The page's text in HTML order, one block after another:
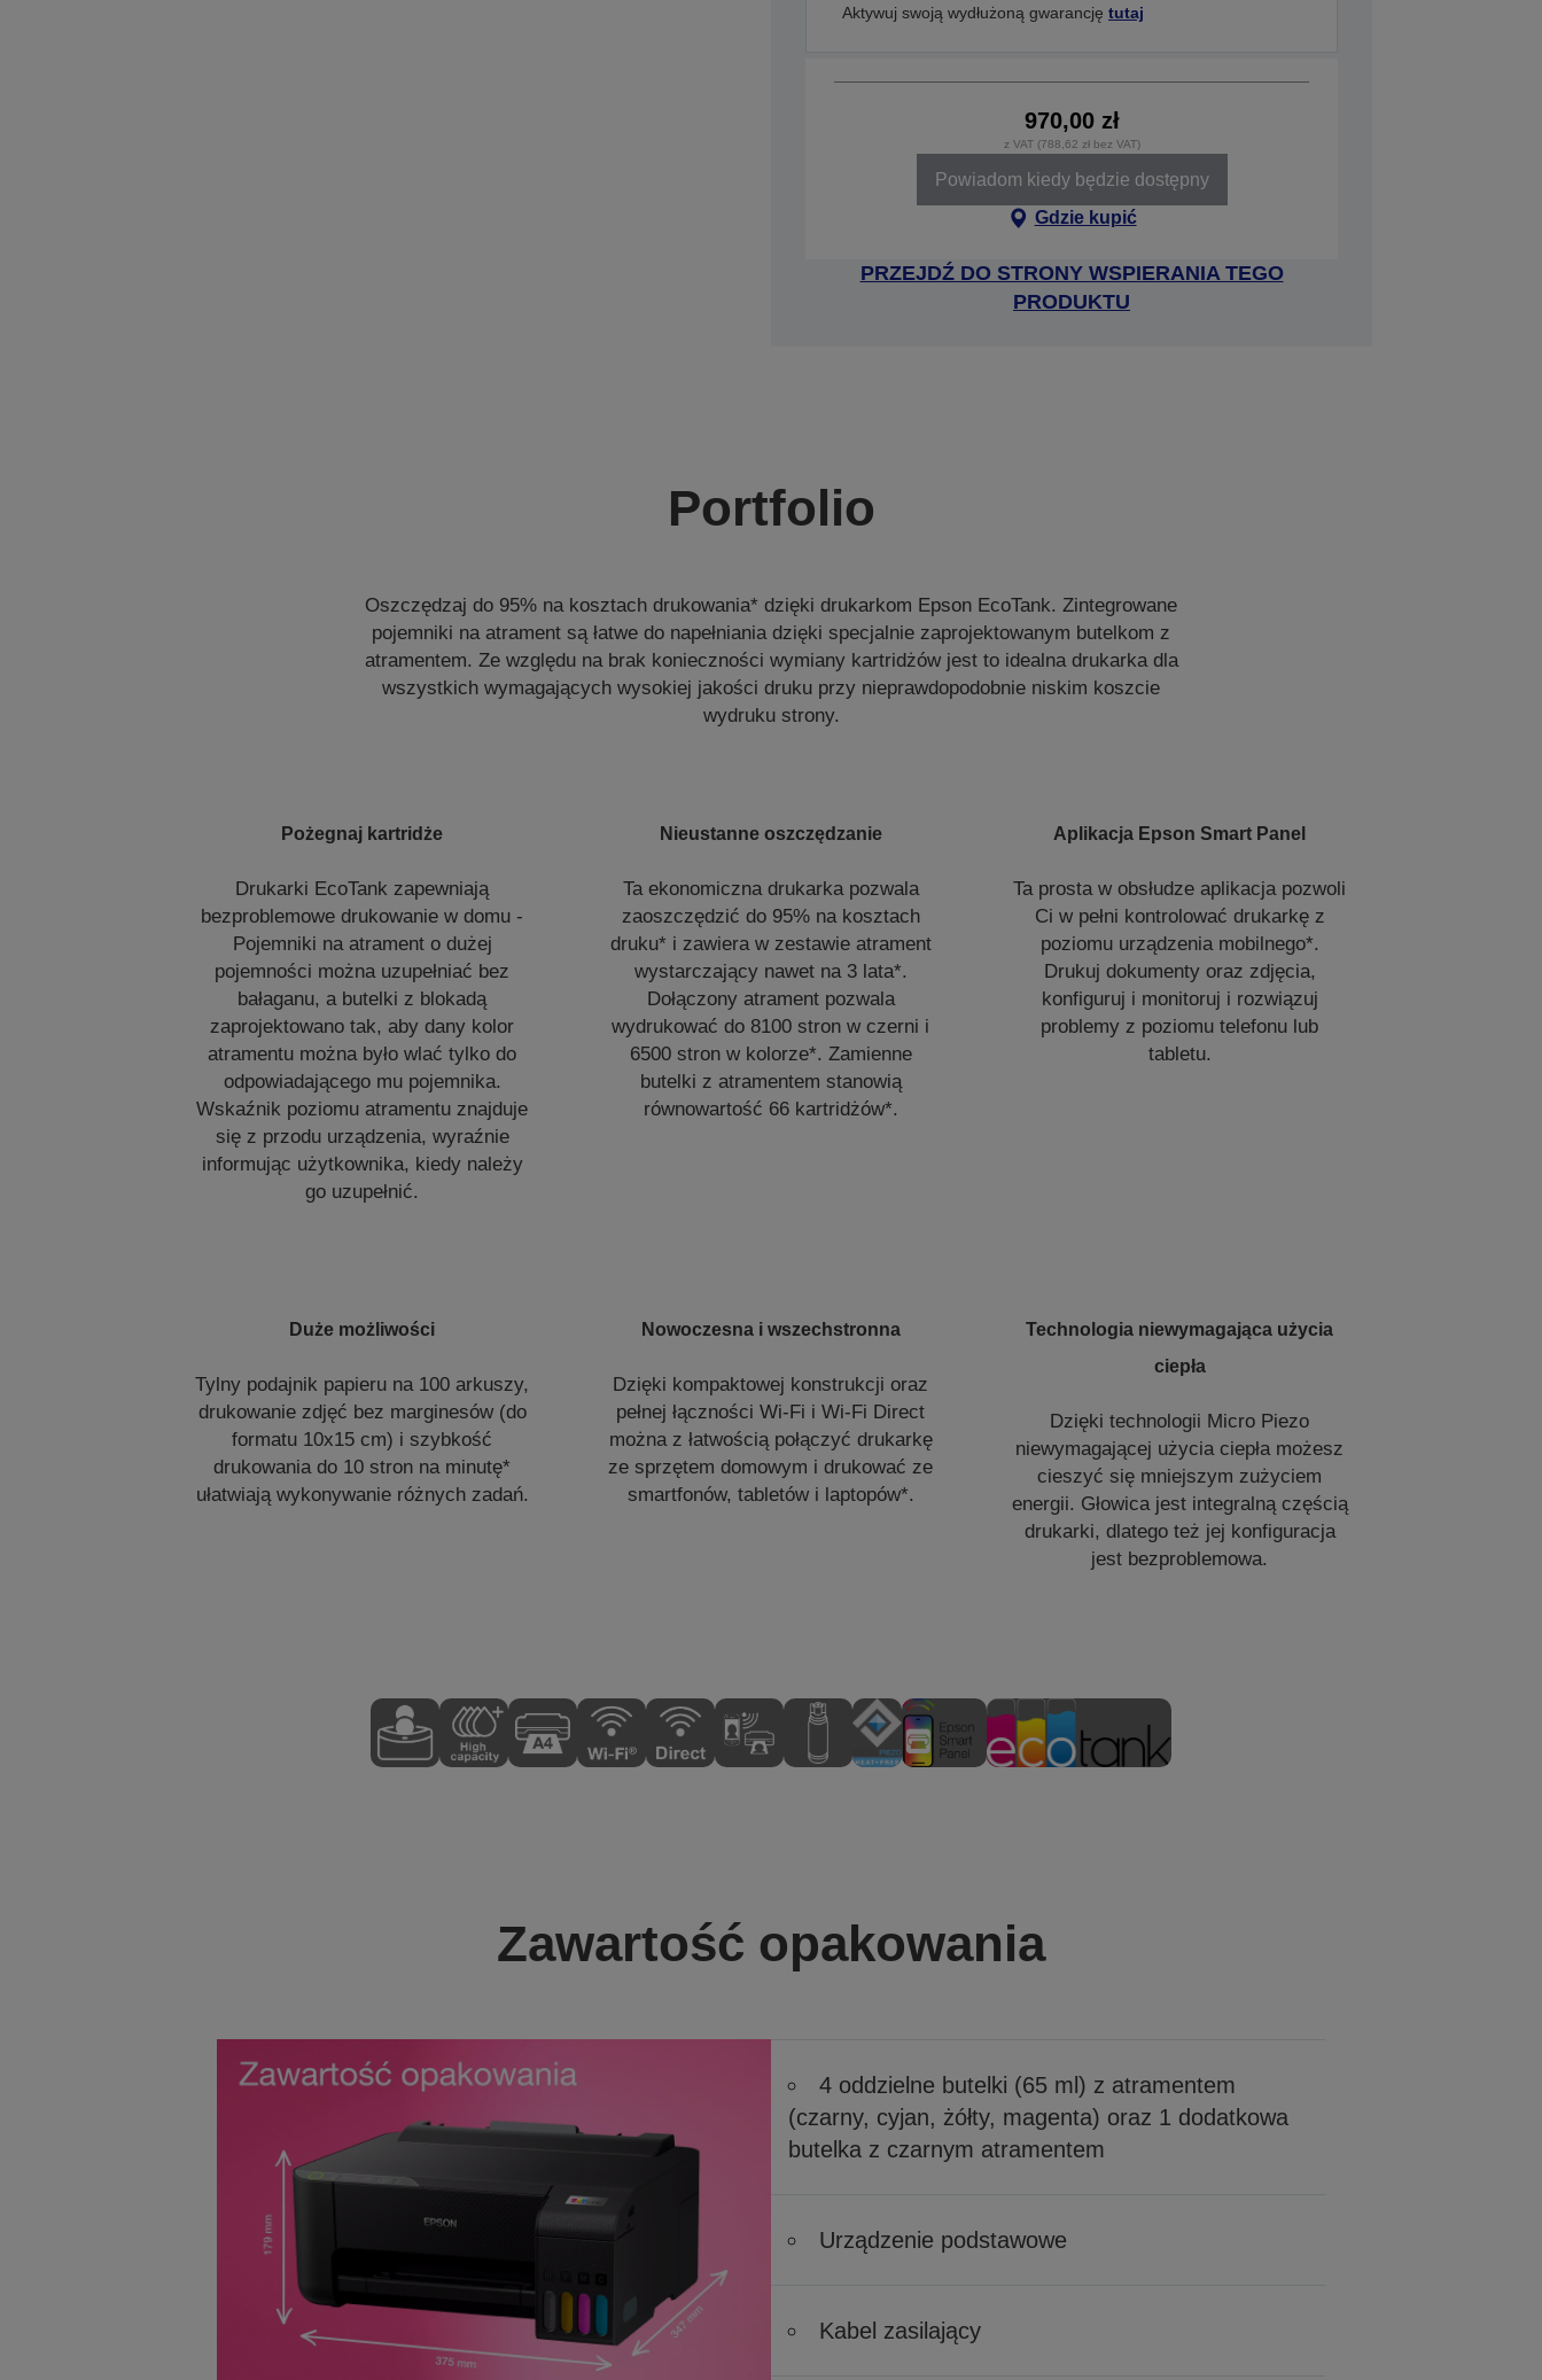
Aktywuj swoją wydłużoną gwarancję tutaj
970,00 zł
z VAT (788,62 zł bez VAT)
Powiadom kiedy będzie dostępny
Gdzie kupić
PRZEJDŹ DO STRONY WSPIERANIA TEGO
PRODUKTU
Portfolio
Oszczędzaj do 95% na kosztach drukowania* dzięki drukarkom Epson EcoTank. Zintegrowane
pojemniki na atrament są łatwe do napełniania dzięki specjalnie zaprojektowanym butelkom z
atramentem. Ze względu na brak konieczności wymiany kartridżów jest to idealna drukarka dla
wszystkich wymagających wysokiej jakości druku przy nieprawdopodobnie niskim koszcie
wydruku strony.
Pożegnaj kartridże
Drukarki EcoTank zapewniają
bezproblemowe drukowanie w domu -
Pojemniki na atrament o dużej
pojemności można uzupełniać bez
bałaganu, a butelki z blokadą
zaprojektowano tak, aby dany kolor
atramentu można było wlać tylko do
odpowiadającego mu pojemnika.
Wskaźnik poziomu atramentu znajduje
się z przodu urządzenia, wyraźnie
informując użytkownika, kiedy należy
go uzupełnić.
Nieustanne oszczędzanie
Ta ekonomiczna drukarka pozwala
zaoszczędzić do 95% na kosztach
druku* i zawiera w zestawie atrament
wystarczający nawet na 3 lata*.
Dołączony atrament pozwala
wydrukować do 8100 stron w czerni i
6500 stron w kolorze*. Zamienne
butelki z atramentem stanowią
równowartość 66 kartridżów*.
Aplikacja Epson Smart Panel
Ta prosta w obsłudze aplikacja pozwoli
Ci w pełni kontrolować drukarkę z
poziomu urządzenia mobilnego*.
Drukuj dokumenty oraz zdjęcia,
konfiguruj i monitoruj i rozwiązuj
problemy z poziomu telefonu lub
tabletu.
Duże możliwości
Tylny podajnik papieru na 100 arkuszy,
drukowanie zdjęć bez marginesów (do
formatu 10x15 cm) i szybkość
drukowania do 10 stron na minutę*
ułatwiają wykonywanie różnych zadań.
Nowoczesna i wszechstronna
Dzięki kompaktowej konstrukcji oraz
pełnej łączności Wi-Fi i Wi-Fi Direct
można z łatwością połączyć drukarkę
ze sprzętem domowym i drukować ze
smartfonów, tabletów i laptopów*.
Technologia niewymagająca użycia
ciepła
Dzięki technologii Micro Piezo
niewymagającej użycia ciepła możesz
cieszyć się mniejszym zużyciem
energii. Głowica jest integralną częścią
drukarki, dlatego też jej konfiguracja
jest bezproblemowa.
Zawartość opakowania
4 oddzielne butelki (65 ml) z atramentem
(czarny, cyjan, żółty, magenta) oraz 1 dodatkowa
butelka z czarnym atramentem
Urządzenie podstawowe
Kabel zasilający